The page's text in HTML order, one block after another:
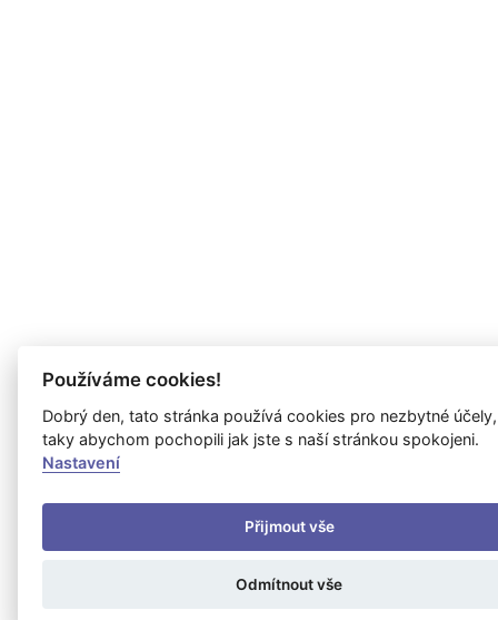
Používáme cookies!
Dobrý den, tato stránka používá cookies pro nezbytné
taky abychom pochopili jak jste s naší stránkou spokojeni.
Nastavení
Přijmout vše
Odmítnout vše